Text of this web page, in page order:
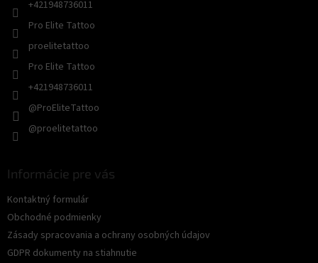
+421948736011
Pro Elite Tattoo
proelitetattoo
Pro Elite Tattoo
+421948736011
@ProEliteTattoo
@proelitetattoo
Informácie pre vás
Kontaktný formulár
Obchodné podmienky
Zásady spracovania a ochrany osobných údajov
GDPR dokumenty na stiahnutie